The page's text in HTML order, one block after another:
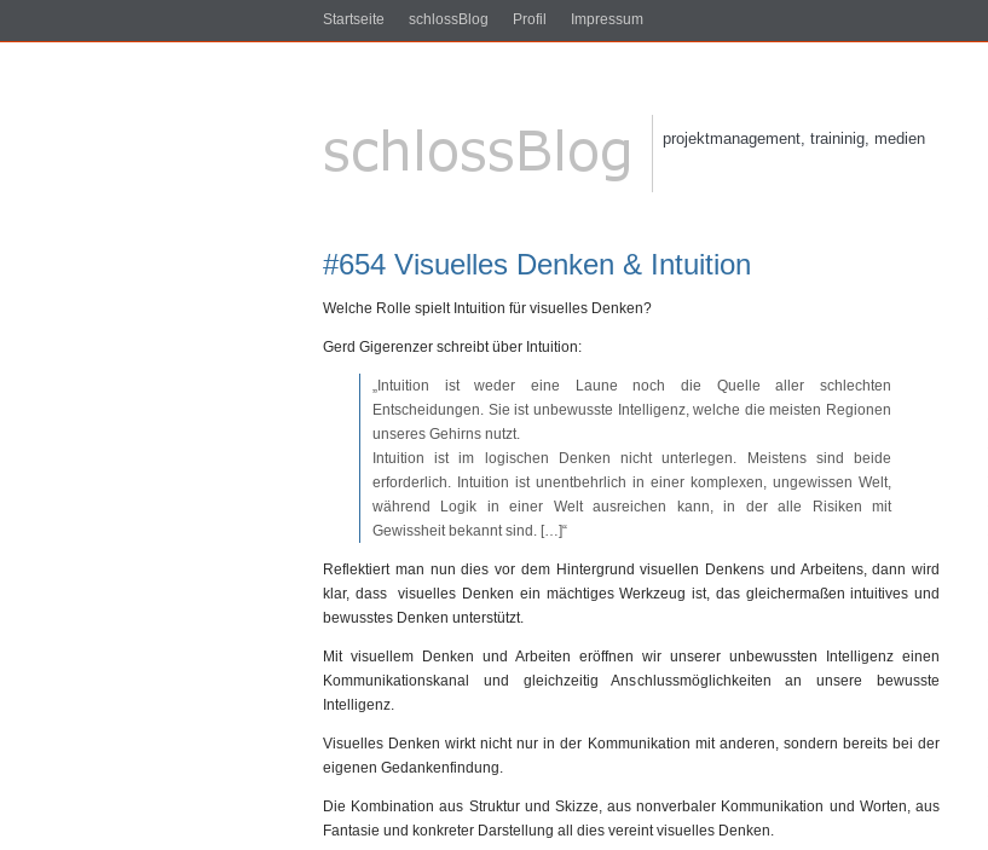
Startseite schlossBlog Profil Impressum
projektmanagement, traininig, medien
#654 Visuelles Denken & Intuition
Welche Rolle spielt Intuition für visuelles Denken?
Gerd Gigerenzer schreibt über Intuition:
„Intuition ist weder eine Laune noch die Quelle aller schlechten
Entscheidungen. Sie ist unbewusste Intelligenz, welche die meisten Regionen
unseres Gehirns nutzt.
Intuition ist im logischen Denken nicht unterlegen. Meistens sind beide
erforderlich. Intuition ist unentbehrlich in einer komplexen, ungewissen Welt,
während Logik in einer Welt ausreichen kann, in der alle Risiken mit
Gewissheit bekannt sind. […]“
Reflektiert man nun dies vor dem Hintergrund visuellen Denkens und Arbeitens, dann wird
klar, dass visuelles Denken ein mächtiges Werkzeug ist, das gleichermaßen intuitives und
bewusstes Denken unterstützt.
Mit visuellem Denken und Arbeiten eröffnen wir unserer unbewussten Intelligenz einen
Kommunikationskanal und gleichzeitig Anschlussmöglichkeiten an unsere bewusste
Intelligenz.
Visuelles Denken wirkt nicht nur in der Kommunikation mit anderen, sondern bereits bei der
eigenen Gedankenfindung.
Die Kombination aus Struktur und Skizze, aus nonverbaler Kommunikation und Worten, aus
Fantasie und konkreter Darstellung all dies vereint visuelles Denken.